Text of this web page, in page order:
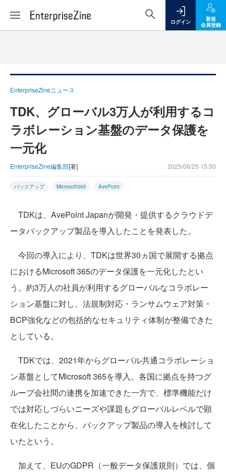
ログイン
新規
会員登録
EnterpriseZineニュース
TDK、グローバル3万人が利用するコ
ラボレーション基盤のデータ保護を
一元化
EnterpriseZine編集部[著] 2025/06/25 15:30
バックアップ Microsoft365 AvePoint
TDKは、AvePoint Japanが開発・提供するクラウドデ
ータバックアップ製品を導入したことを発表した。
今回の導入により、TDKは世界30ヵ国で展開する拠点
におけるMicrosoft 365のデータ保護を一元化したとい
う。約3万人の社員が利用するグローバルなコラボレー
ション基盤に対し、法規制対応・ランサムウェア対策・
BCP強化などの包括的なセキュリティ体制が整備できた
としている。
TDKでは、2021年からグローバル共通コラボレーショ
ン基盤としてMicrosoft 365を導入。各国に拠点を持つグ
ループ会社間の連携を加速できた一方で、標準機能だけ
では対応しづらいニーズや課題もグローバルレベルで顕
在化したことから、バックアップ製品の導入を検討して
いたという。
加えて、EUのGDPR（一般データ保護規則）では、個